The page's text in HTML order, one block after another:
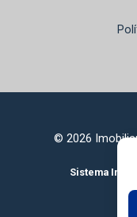
© 2026
Sistema